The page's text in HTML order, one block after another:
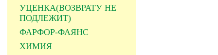
УЦЕНКА(ВОЗВРАТУ НЕ
ПОДЛЕЖИТ)
ФАРФОР-ФАЯНС
ХИМИЯ